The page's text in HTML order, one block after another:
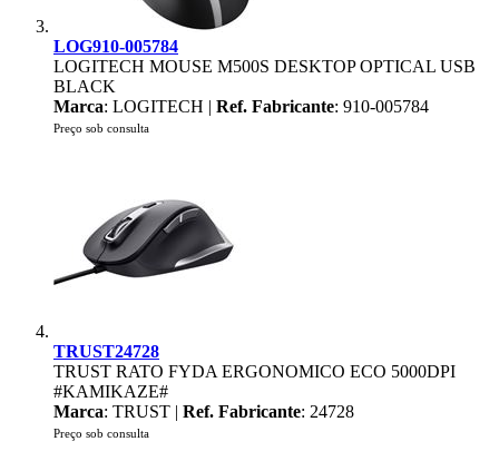
LOG910-005784
LOGITECH MOUSE M500S DESKTOP OPTICAL USB
BLACK
Marca: LOGITECH | Ref. Fabricante: 910-005784
Preço sob consulta
TRUST24728
TRUST RATO FYDA ERGONOMICO ECO 5000DPI
#KAMIKAZE#
Marca: TRUST | Ref. Fabricante: 24728
Preço sob consulta